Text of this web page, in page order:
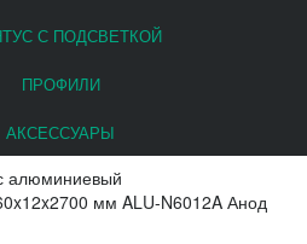
С ПОДСВЕТКОЙ
ПРОФИЛИ
АКСЕССУАРЫ
алюминиевый
мм ALU-N6012A Анод